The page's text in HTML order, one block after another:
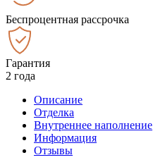
Беспроцентная рассрочка
Гарантия
2 года
Описание
Отделка
Внутреннее наполнение
Информация
Отзывы